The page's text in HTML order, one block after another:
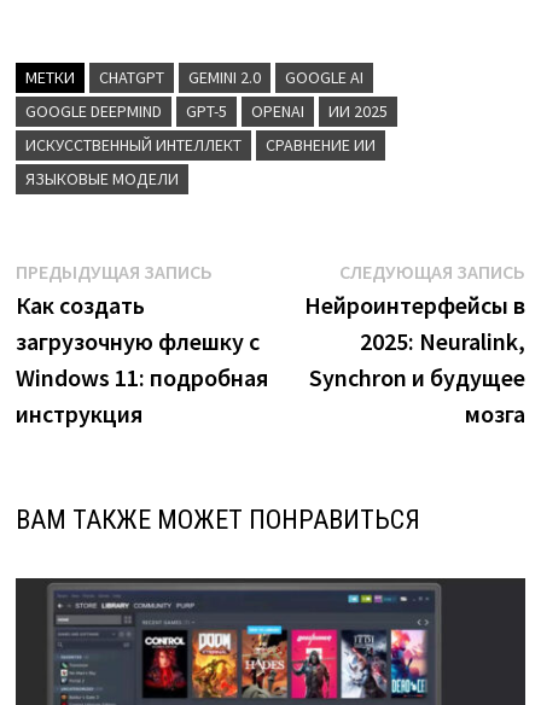
МЕТКИ CHATGPT GEMINI 2.0
GOOGLE AI
GOOGLE DEEPMIND
GPT-5 OPENAI
ИИ 2025
ИСКУССТВЕННЫЙ ИНТЕЛЛЕКТ
СРАВНЕНИЕ ИИ
ЯЗЫКОВЫЕ МОДЕЛИ
Навигация
по
записям
ПРЕДЫДУЩАЯ ЗАПИСЬПредыдущая
Как создать
загрузочную флешку с
Windows 11: подробная
инструкция
СЛЕДУЮЩАЯ ЗАПИСЬ
Нейроинтерфейсы в
2025: Neuralink,
Synchron и будущее
мозга
ВАМ ТАКЖЕ МОЖЕТ ПОНРАВИТЬСЯ